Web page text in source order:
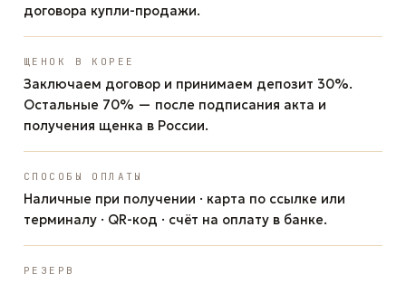
договора купли-продажи.
ЩЕНОК В КОРЕЕ
Заключаем договор и принимаем депозит 30%.
Остальные 70% — после подписания акта и
получения щенка в России.
СПОСОБЫ ОПЛАТЫ
Наличные при получении · карта по ссылке или
терминалу · QR-код · счёт на оплату в банке.
РЕЗЕРВ